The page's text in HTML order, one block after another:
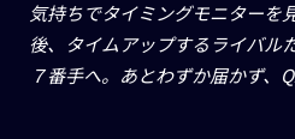
気持ちでタイミングモニターを
後、タイムアップするライバル
７番手へ。あとわずか届かず、